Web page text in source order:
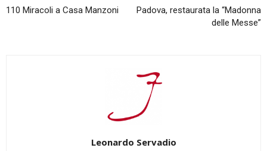
110 Miracoli a Casa Manzoni
Padova, restaurata la “Madonna
delle Messe”
Leonardo Servadio